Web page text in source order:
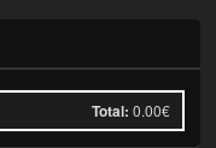
Total: 0.00€